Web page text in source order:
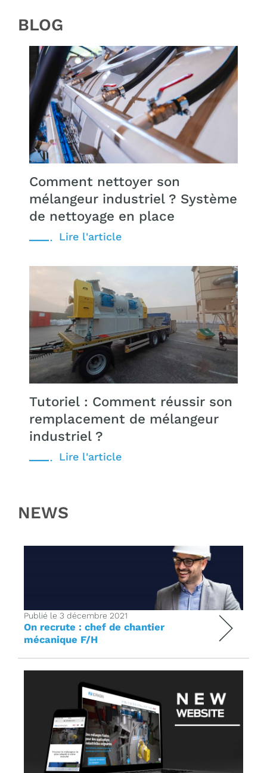
BLOG
Comment nettoyer son
mélangeur industriel ? Système
de nettoyage en place
Tutoriel : Comment réussir son
remplacement de mélangeur
industriel ?
NEWS
On recrute : chef de chantier
mécanique F/H
Publié le 3 décembre 2021